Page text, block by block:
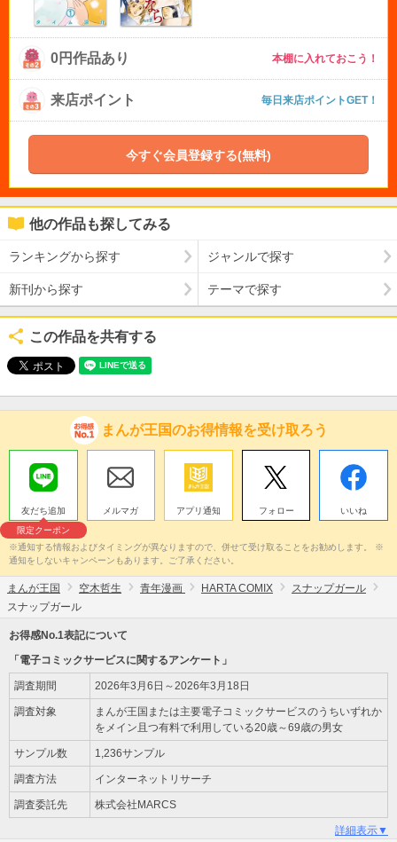
0円作品あり 本棚に入れておこう！
来店ポイント 毎日来店ポイントGET！
今すぐ会員登録する(無料)
他の作品も探してみる
ランキングから探す ジャンルで探す
新刊から探す テーマで探す
この作品を共有する
まんが王国のお得情報を受け取ろう
友だち追加
限定クーポン
メルマガ アプリ通知 フォロー いいね
※通知する情報およびタイミングが異なりますので、併せて受け取ることをお勧めします。 ※
通知をしないキャンペーンもあります。ご了承ください。
まんが王国 空木哲生 青年漫画 HARTA COMIX
スナップガール
スナップガール
お得感No.1表記について
「電子コミックサービスに関するアンケート」
調査期間 2026年3月6日～2026年3月18日
調査対象
まんが王国または主要電子コミックサービスのうちいずれか
をメイン且つ有料で利用している20歳～69歳の男女
サンプル数 1,236サンプル
調査方法 インターネットリサーチ
調査委託先 株式会社MARCS
詳細表示▼